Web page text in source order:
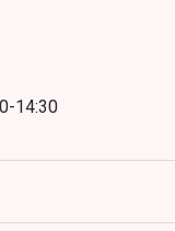
14:30
14:30